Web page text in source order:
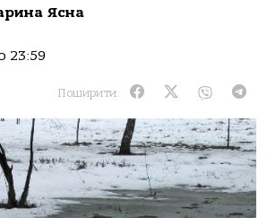
Ясна
23:59
Поширити: